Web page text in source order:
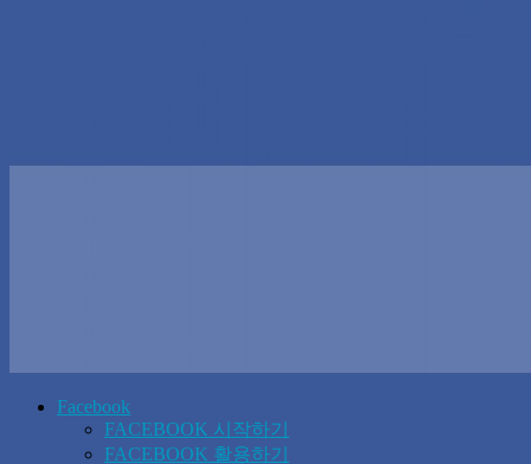
Facebook
FACEBOOK 시작하기
FACEBOOK 활용하기